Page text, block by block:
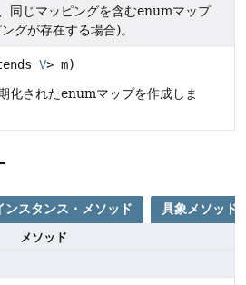
同じマッピングを含むenumマップ
グが存在する場合)。
V> m)
化されたenumマップを作成しま
ンスタンス・メソッド 具象メソッド
メソッド